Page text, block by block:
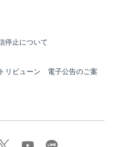
停止について
リビューン 電子公告のご案